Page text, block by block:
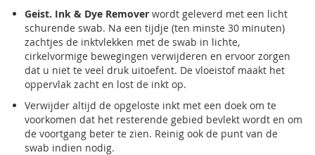
Geist. Ink & Dye Remover wordt geleverd met een licht
schurende swab. Na een tijdje (ten minste 30 minuten)
zachtjes de inktvlekken met de swab in lichte,
cirkelvormige bewegingen verwijderen en ervoor zorgen
dat u niet te veel druk uitoefent. De vloeistof maakt het
oppervlak zacht en lost de inkt op.
Verwijder altijd de opgeloste inkt met een doek om te
voorkomen dat het resterende gebied bevlekt wordt en om
de voortgang beter te zien. Reinig ook de punt van de
swab indien nodig.